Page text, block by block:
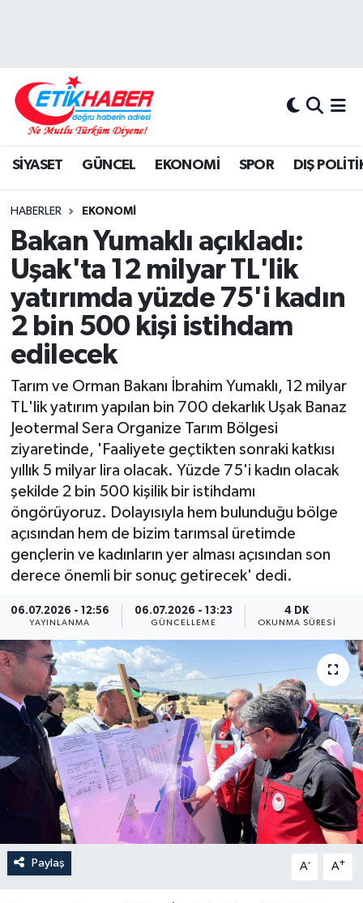
SİYASET GÜNCEL EKONOMİ SPOR DIŞ
HABERLER EKONOMİ
Bakan Yumaklı açıkladı:
Uşak'ta 12 milyar TL'lik
yatırımda yüzde 75'i kadın
2 bin 500 kişi istihdam
edilecek
Tarım ve Orman Bakanı İbrahim Yumaklı, 12 milyar
TL'lik yatırım yapılan bin 700 dekarlık Uşak Banaz
Jeotermal Sera Organize Tarım Bölgesi
ziyaretinde, 'Faaliyete geçtikten sonraki katkısı
yıllık 5 milyar lira olacak. Yüzde 75'i kadın olacak
şekilde 2 bin 500 kişilik bir istihdamı
öngörüyoruz. Dolayısıyla hem bulunduğu bölge
açısından hem de bizim tarımsal üretimde
gençlerin ve kadınların yer alması açısından son
derece önemli bir sonuç getirecek' dedi.
06.07.2026 - 12:56
YAYINLANMA
06.07.2026 - 13:23
GÜNCELLEME
4 DK
OKUNMA SÜRESI
Paylaş A- A+
DIŞ POLİTİKA
KÖŞE YAZILARI
KÜLTÜR-SANAT-MAGAZİN
MEDYA
ÖZEL HABER
RÖPORTAJLAR
SAĞLIK
SİYASET
GÜNCEL
YAŞAM
Yerel
Hava Durumu
Tüm Manşetler
Son Dakika Haberleri
Haber Arşivi